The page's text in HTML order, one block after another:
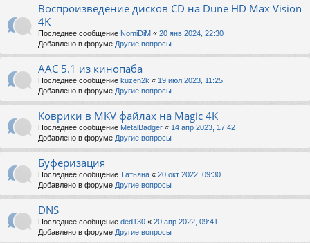
Воспроизведение дисков CD на Dune HD Max Vision
4K
Последнее сообщение NomiDiM « 20 янв 2024, 22:30
Добавлено в форуме Другие вопросы
AAC 5.1 из кинопаба
Последнее сообщение kuzen2k « 19 июл 2023, 11:25
Добавлено в форуме Другие вопросы
Коврики в MKV файлах на Magic 4K
Последнее сообщение MetalBadger « 14 апр 2023, 17:42
Добавлено в форуме Другие вопросы
Буферизация
Последнее сообщение Татьяна « 20 окт 2022, 09:30
Добавлено в форуме Другие вопросы
DNS
Последнее сообщение ded130 « 20 апр 2022, 09:41
Добавлено в форуме Другие вопросы